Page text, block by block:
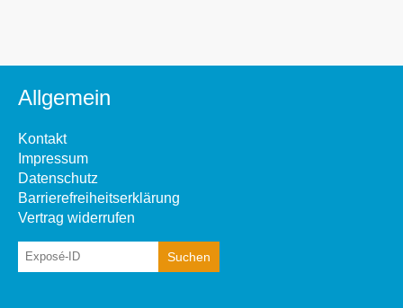
Allgemein
Kontakt
Impressum
Datenschutz
Barrierefreiheitserklärung
Vertrag widerrufen